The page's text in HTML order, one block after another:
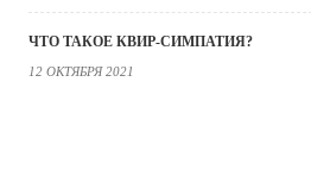
ЧТО ТАКОЕ КВИР-СИМПАТИЯ?
12 ОКТЯБРЯ 2021